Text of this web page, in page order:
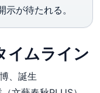
が待たれる。
イムライン
、誕生